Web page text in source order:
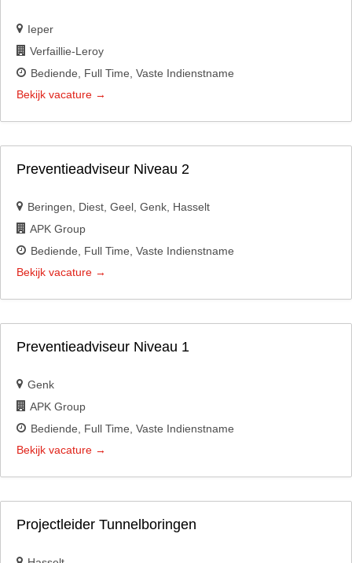
Ieper
Verfaillie-Leroy
Bediende
Full Time Vaste Indienstname
Bekijk vacature
Preventieadviseur Niveau 2
Beringen Diest Geel Genk Hasselt
APK Group
Bediende
Full Time Vaste Indienstname
Bekijk vacature
Preventieadviseur Niveau 1
Genk
APK Group
Bediende
Full Time Vaste Indienstname
Bekijk vacature
Projectleider Tunnelboringen